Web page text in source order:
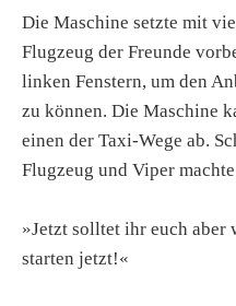
Die Maschine setzte mit
Flugzeug der Freunde
linken Fenstern, um den
zu können. Die Maschine
einen der Taxi-Wege ab.
Flugzeug und Viper
»Jetzt solltet ihr euch aber
starten jetzt!«